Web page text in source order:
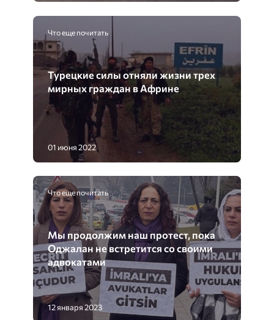
Что еще почитать
Турецкие силы отняли жизни трех
мирных граждан в Африне
01 июня 2022
Что еще почитать
Мы продолжим наш протест, пока
Оджалан не встретится со своими
адвокатами
12 января 2023